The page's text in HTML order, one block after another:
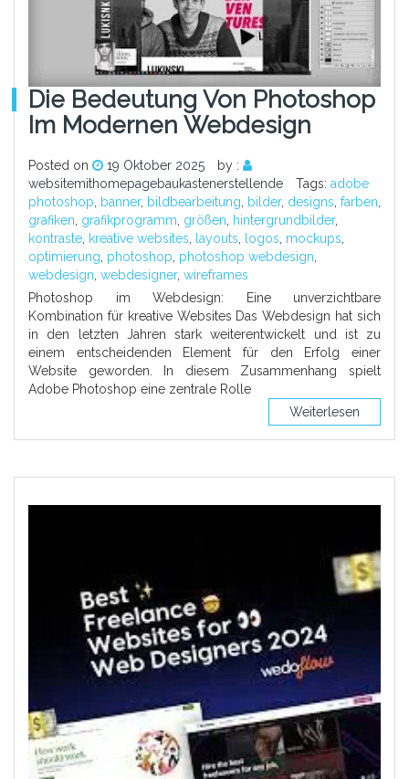
Die Bedeutung Von Photoshop
Im Modernen Webdesign
Posted on 19 Oktober 2025
by :
websitemithomepagebaukastenerstellende
Tags: adobe
photoshop
banner, bildbearbeitung bilder, designs farben
grafiken grafikprogramm größen hintergrundbilder,
kontraste kreative websites layouts logos mockups
optimierung photoshop photoshop webdesign
webdesign webdesigner, wireframes
Photoshop im Webdesign: Eine unverzichtbare
Kombination für kreative Websites Das Webdesign hat sich
in den letzten Jahren stark weiterentwickelt und ist zu
einem entscheidenden Element für den Erfolg einer
Website geworden. In diesem Zusammenhang spielt
Adobe Photoshop eine zentrale Rolle
Weiterlesen